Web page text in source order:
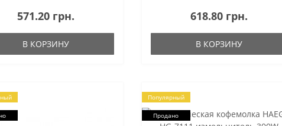
вращается на большой
Чем длительнее время
тем мельче помол. Такой в..
571.20 грн.
В КОРЗИНУ
дополнит любой интерьер.
Прекрасный вариант кофемолки для
всех люб..
618.80 грн.
В КОРЗИНУ
Популярный
Продано